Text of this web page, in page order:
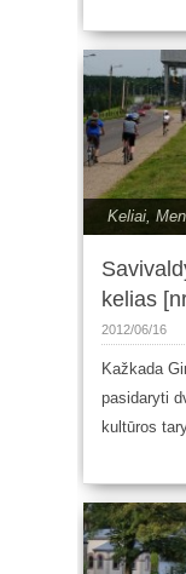
Keliai,
kelias
2012/06/16
Kažkada
pasidaryti
kultūros